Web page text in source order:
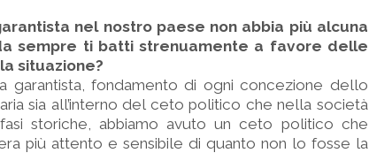
nel nostro paese non abbia più alcuna
sempre ti batti strenuamente a favore delle
situazione?
garantista, fondamento di ogni concezione dello
sia all’interno del ceto politico che nella società
storiche, abbiamo avuto un ceto politico che
più attento e sensibile di quanto non lo fosse la